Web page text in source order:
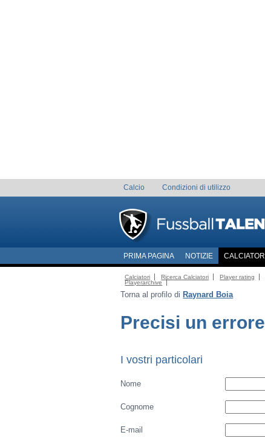
Calcio Condizioni di utilizzo
PRIMA PAGINA NOTIZIE CALCIATORI
Calciatori Ricerca Calciatori Player rating
Playerarchive
Torna al profilo di Raynard Boia
Precisi un errore
I vostri particolari
Nome
Cognome
E-mail